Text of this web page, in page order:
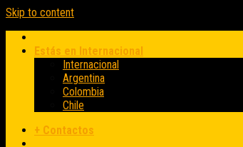
Skip to content
Estás en Internacional
Internacional
Argentina
Colombia
Chile
+ Contactos